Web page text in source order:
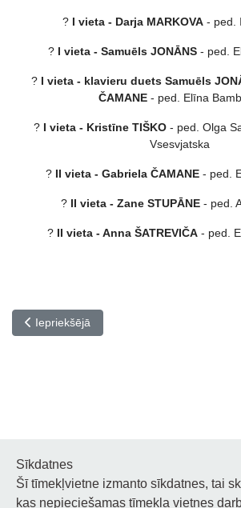
? I vieta - Darja MARKOVA- ped.
? I vieta - Samuēls JONĀNS - ped.
? I vieta - klavieru duets Samuēls
ČAMANE- ped. Elīna
? I vieta - Kristīne TIŠKO - ped. Olga
Vsesvjatska
? II vieta - Gabriela ČAMANE - ped.
? II vieta - Zane STUPĀNE- ped.
? II vieta - Anna ŠATREVIČA - ped.
Iepriekšējais raksts: SBDMV aicina
Iepriekšējā
Noderīgi
Sīkdatnes
Šī tīmekļvietne izmanto sīkdatnes, tai
kas nepieciešamas tīmekļa vietnes